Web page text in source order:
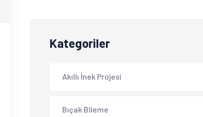
Kategoriler
Akıllı İnek Projesi
Bıçak Bileme